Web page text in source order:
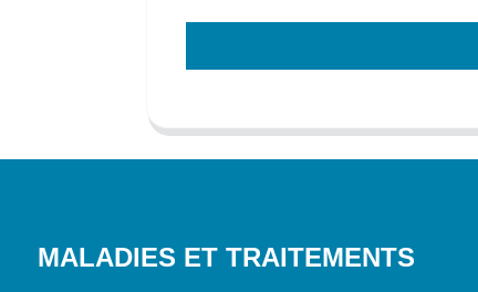
MALADIES ET TRAITEMENTS